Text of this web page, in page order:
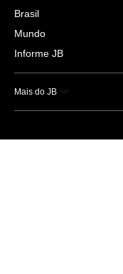
Brasil
Mundo
Informe JB
Mais do JB
Esportes